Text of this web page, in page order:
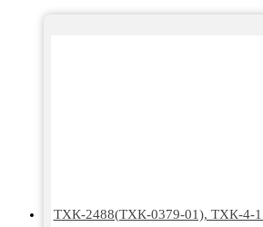
ТХК-2488(ТХК-0379-01), ТХК-4-1